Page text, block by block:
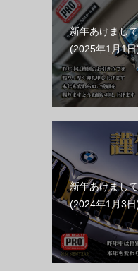
新年あけまし
2025年1月1日
新年あけまし
2024年1月3日